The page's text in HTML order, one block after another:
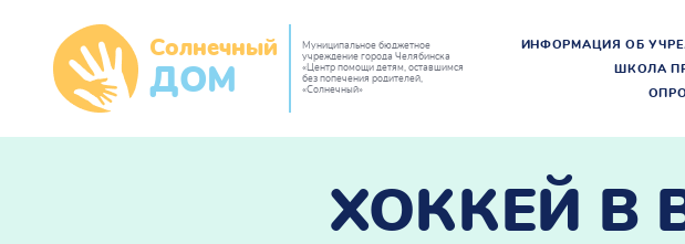
Солнечный
ДОМ
Муниципальное бюджетное
учреждение города Челябинска
«Центр помощи детям, оставшимся
без попечения родителей,
«Солнечный»
ИНФОРМАЦИЯ ОБ
ШКОЛА
ХОККЕЙ В